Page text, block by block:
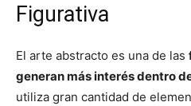
Figurativa
El arte abstracto es una de las
generan más interés dentro
utiliza gran cantidad de